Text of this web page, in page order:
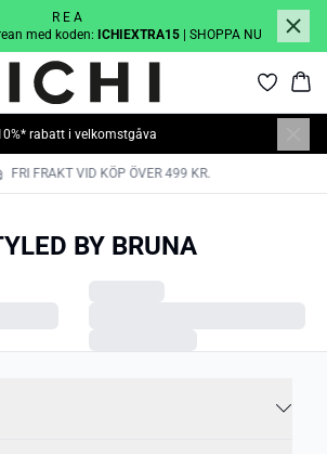
R E A
med koden: ICHIEXTRA15 | SHOPPA NU
rabatt i velkomstgåva
FRI FRAKT VID KÖP ÖVER 499 KR.
BY BRUNA